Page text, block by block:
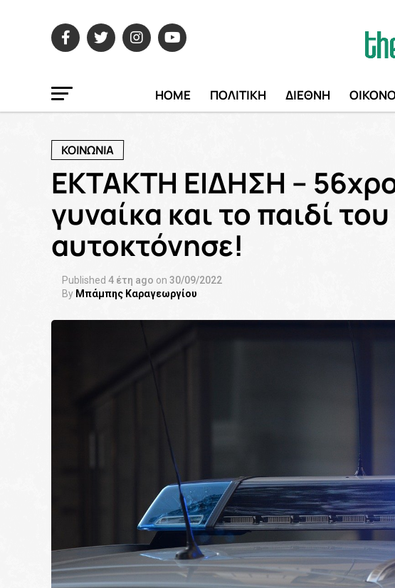
HOME ΠΟΛΙΤΙΚΗ ΔΙΕΘΝΗ
ΚΟΙΝΩΝΙΑ
ΕΚΤΑΚΤΗ ΕΙΔΗΣΗ –
γυναίκα και το παιδί του
αυτοκτόνησε!
Published 4 έτη ago on 30/09/2022
By Μπάμπης Καραγεωργίου